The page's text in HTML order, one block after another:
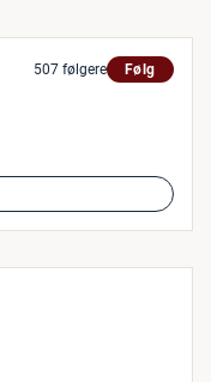
507 følgere Følg